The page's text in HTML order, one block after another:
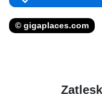
© gigaplaces.com